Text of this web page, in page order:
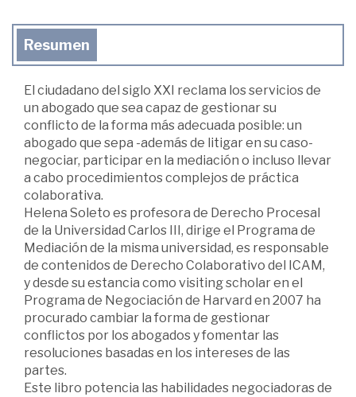
Resumen
El ciudadano del siglo XXI reclama los servicios de
un abogado que sea capaz de gestionar su
conflicto de la forma más adecuada posible: un
abogado que sepa -además de litigar en su caso-
negociar, participar en la mediación o incluso llevar
a cabo procedimientos complejos de práctica
colaborativa.
Helena Soleto es profesora de Derecho Procesal
de la Universidad Carlos III, dirige el Programa de
Mediación de la misma universidad, es responsable
de contenidos de Derecho Colaborativo del ICAM,
y desde su estancia como visiting scholar en el
Programa de Negociación de Harvard en 2007 ha
procurado cambiar la forma de gestionar
conflictos por los abogados y fomentar las
resoluciones basadas en los intereses de las
partes.
Este libro potencia las habilidades negociadoras de